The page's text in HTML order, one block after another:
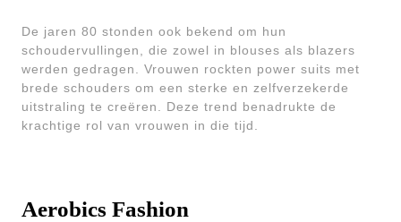
De jaren 80 stonden ook bekend om hun
schoudervullingen, die zowel in blouses als blazers
werden gedragen. Vrouwen rockten power suits met
brede schouders om een sterke en zelfverzekerde
uitstraling te creëren. Deze trend benadrukte de
krachtige rol van vrouwen in die tijd.
Aerobics Fashion